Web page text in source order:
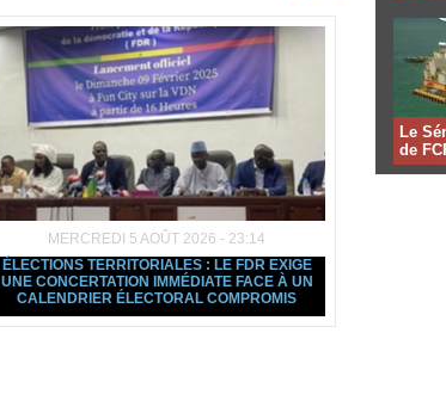
MERCREDI 5 AOÛT 2026 - 23:14
ÉLECTIONS TERRITORIALES : LE FDR EXIGE
UNE CONCERTATION IMMÉDIATE FACE À UN
CALENDRIER ÉLECTORAL COMPROMIS
Le
de